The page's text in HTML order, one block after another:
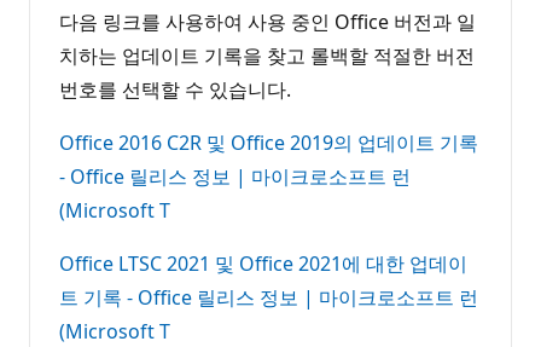
다음 링크를 사용하여 사용 중인 Office 버전과 일
치하는 업데이트 기록을 찾고 롤백할 적절한 버전
번호를 선택할 수 있습니다.
Office 2016 C2R 및 Office 2019의 업데이트 기록
- Office 릴리스 정보 | 마이크로소프트 런
(Microsoft T
Office LTSC 2021 및 Office 2021에 대한 업데이
트 기록 - Office 릴리스 정보 | 마이크로소프트 런
(Microsoft T